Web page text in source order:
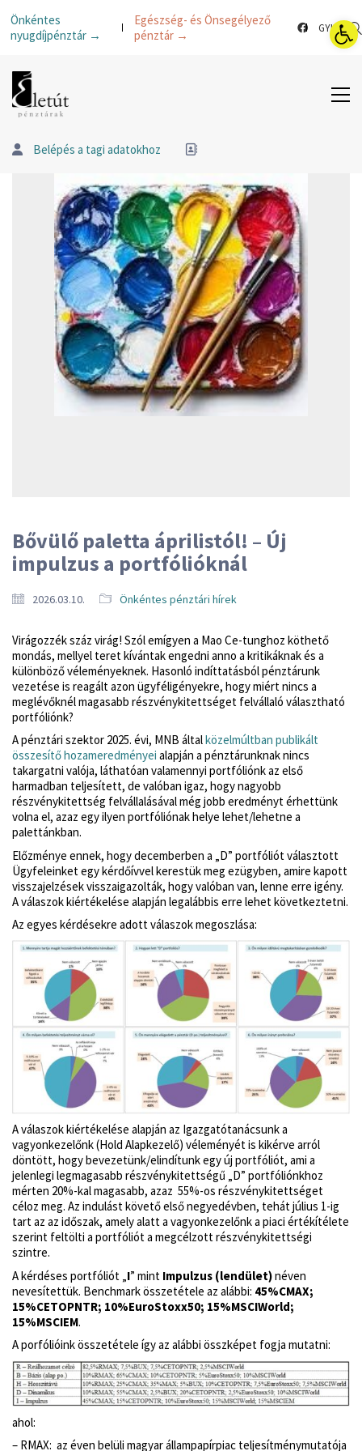
Önkéntes
nyugdíjpénztár →
Egészség- és Önsegélyező
pénztár →
GYIK
Belépés a tagi adatokhoz
Bővülő paletta áprilistól! – Új
impulzus a portfólióknál
2026.03.10. Önkéntes pénztári hírek
Virágozzék száz virág! Szól emígyen a Mao Ce-tunghoz köthető
mondás, mellyel teret kívántak engedni anno a kritikáknak és a
különböző véleményeknek. Hasonló indíttatásból pénztárunk
vezetése is reagált azon ügyféligényekre, hogy miért nincs a
meglévőknél magasabb részvénykitettséget felvállaló választható
portfóliónk?
A pénztári szektor 2025. évi, MNB általközelmúltban publikált
összesítő hozameredményei alapján a pénztárunknak nincs
takargatni valója, láthatóan valamennyi portfóliónk az első
harmadban teljesített, de valóban igaz, hogy nagyobb
részvénykitettség felvállalásával még jobb eredményt érhettünk
volna el, azaz egy ilyen portfóliónak helye lehet/lehetne a
palettánkban.
Előzménye ennek, hogy decemberben a „D” portfóliót választott
Ügyfeleinket egy kérdőívvel kerestük meg ezügyben, amire kapott
visszajelzések visszaigazolták, hogy valóban van, lenne erre igény.
A válaszok kiértékelése alapján legalábbis erre lehet következtetni.
Az egyes kérdésekre adott válaszok megoszlása:
A válaszok kiértékelése alapján az Igazgatótanácsunk a
vagyonkezelőnk (Hold Alapkezelő) véleményét is kikérve arról
döntött, hogy bevezetünk/elindítunk egy új portfóliót, ami a
jelenlegi legmagasabb részvénykitettségű „D” portfóliónkhoz
mérten 20%-kal magasabb, azaz 55%-os részvénykitettséget
céloz meg. Az indulást követő első negyedévben, tehát július 1-ig
tart az az időszak, amely alatt a vagyonkezelőnk a piaci értékítélete
szerint feltölti a portfóliót a megcélzott részvénykitettségi
szintre.
A kérdéses portfóliót „ I” mint Impulzus (lendület)néven
nevesítettük. Benchmark összetétele az alábbi: 45%CMAX;
15%CETOPNTR; 10%EuroStoxx50; 15%MSCIWorld;
15%MSCIEM.
A porfólióink összetétele így az alábbi összképet fogja mutatni:
ahol:
– RMAX: az éven belüli magyar állampapírpiac teljesítménymutatója